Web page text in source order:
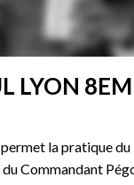
LYON
la pratique
Commandant